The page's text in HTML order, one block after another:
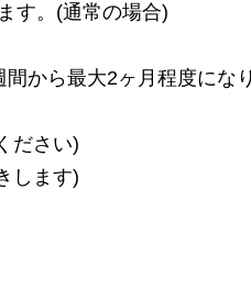
す。(通常の場合)
から最大2ヶ月程度にな
ださい)
します)